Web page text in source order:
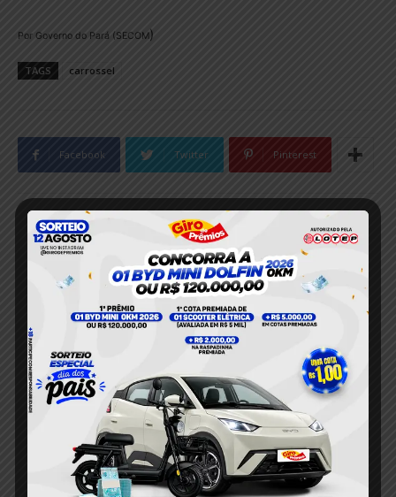
Por Governo do Pará (SECOM )
TAGS carrossel
Facebook Twitter Pinterest